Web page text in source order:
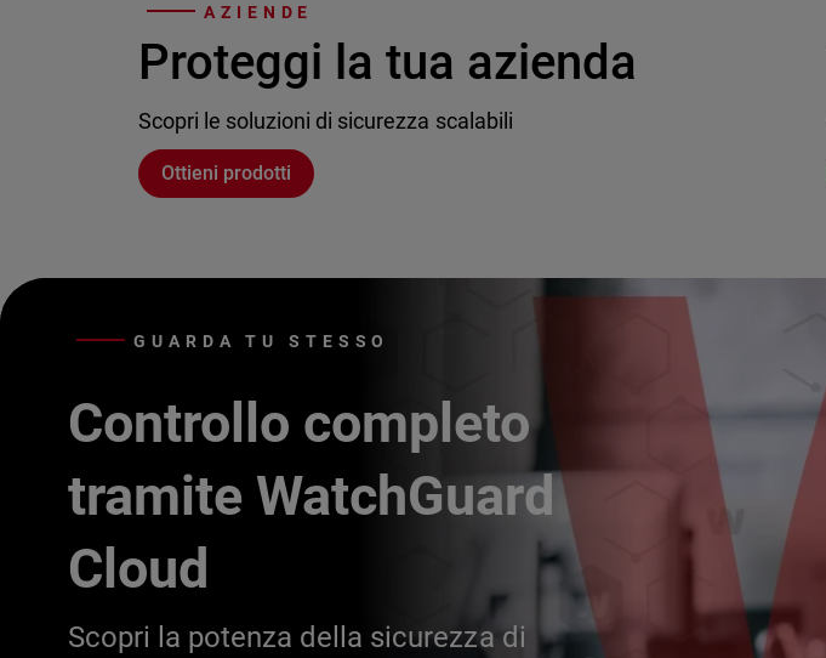
AZIENDE
Proteggi la tua azienda
Scopri le soluzioni di sicurezza scalabili
Ottieni prodotti
GUARDA TU STESSO
Controllo completo
tramite WatchGuard
Cloud
Scopri la potenza della sicurezza di